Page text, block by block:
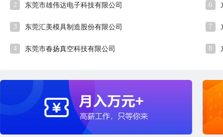
2 东莞市雄伟达电子科技有限公司
3 东莞汇美模具制造股份有限公司
4 东莞市春扬真空科技有限公司
6
7
8